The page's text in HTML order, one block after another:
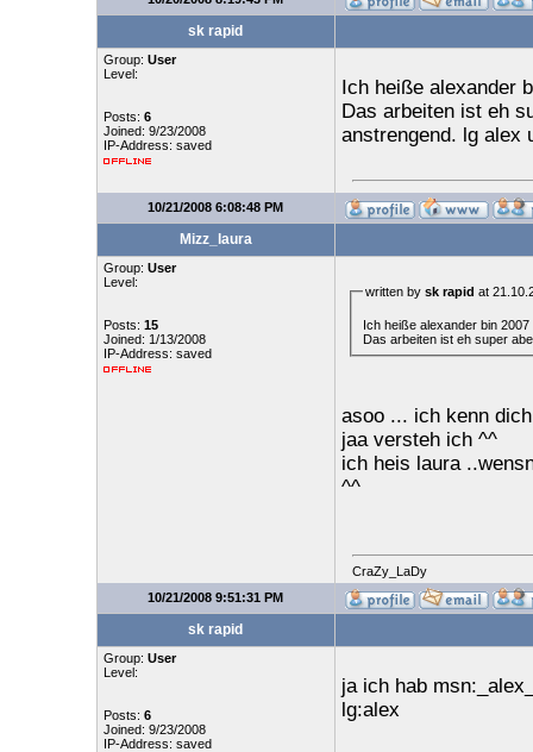
sk rapid
Group: User
Level:
Posts: 6
Joined: 9/23/2008
IP-Address: saved
Ich heiße alexander
Das arbeiten ist eh
anstrengend. lg alex
10/21/2008 6:08:48 PM
Mizz_laura
Group: User
Level:
Posts: 15
Joined: 1/13/2008
IP-Address: saved
written by sk rapid at
Ich heiße alexander bin
Das arbeiten ist eh super
asoo ... ich kenn
jaa versteh ich ^^
ich heis laura
^^
CraZy_LaDy
10/21/2008 9:51:31 PM
sk rapid
Group: User
Level:
Posts: 6
Joined: 9/23/2008
IP-Address: saved
ja ich hab
lg:alex